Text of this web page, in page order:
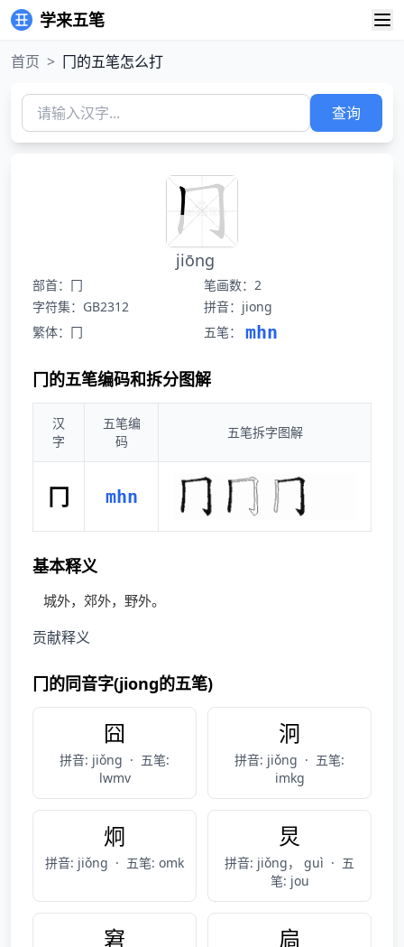
学来五笔
首页 > 冂的五笔怎么打
查询
jiōng
部首：冂
笔画数：2
字符集：GB2312
拼音：jiong
繁体：冂
五笔： mhn
冂的五笔编码和拆分图解
汉
字
五笔编
码
五笔拆字图解
冂 mhn
基本释义
城外，郊外，野外。
贡献释义
冂的同音字(jiong的五笔)
囧
拼音: jiǒng · 五笔:
lwmv
泂
拼音: jiǒng · 五笔:
imkg
炯
拼音: jiǒng · 五笔: omk
炅
拼音: jiǒng， guì · 五
笔: jou
窘 扃